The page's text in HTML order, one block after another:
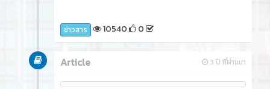
ข่าวสาร 10540 0
3 ปี ที่ผ่านมา
Article